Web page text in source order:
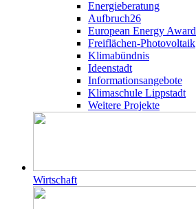
Energieberatung
Aufbruch26
European Energy Award
Freiflächen-Photovoltaik
Klimabündnis
Ideenstadt
Informationsangebote
Klimaschule Lippstadt
Weitere Projekte
Wirtschaft